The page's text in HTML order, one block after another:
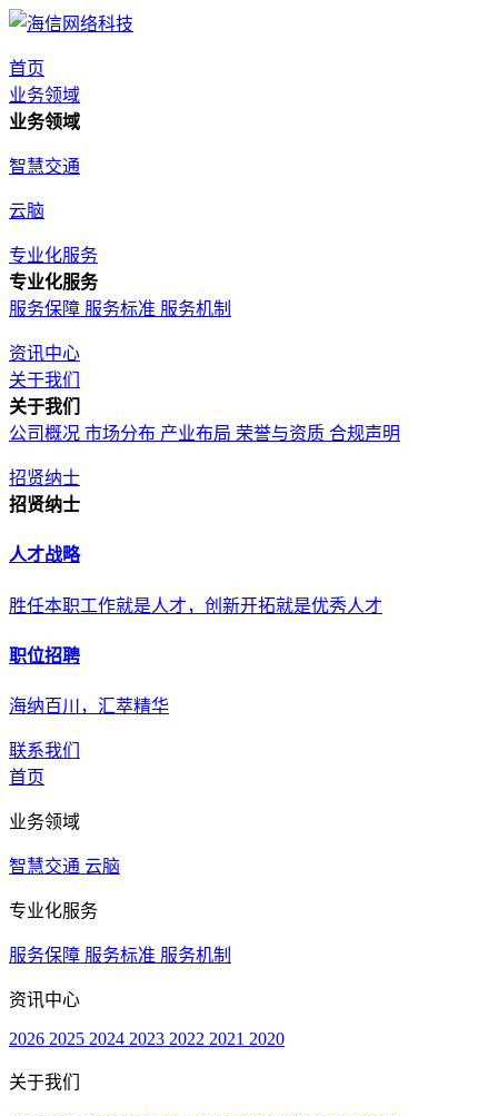
首页
业务领域
业务领域
智慧交通
云脑
专业化服务
专业化服务
服务保障 服务标准 服务机制
资讯中心
关于我们
关于我们
公司概况 市场分布 产业布局 荣誉与资质 合规声明
招贤纳士
招贤纳士
人才战略
胜任本职工作就是人才，创新开拓就是优秀人才
职位招聘
海纳百川，汇萃精华
联系我们
首页
业务领域
智慧交通 云脑
专业化服务
服务保障 服务标准 服务机制
资讯中心
2026 2025 2024 2023 2022 2021 2020
关于我们